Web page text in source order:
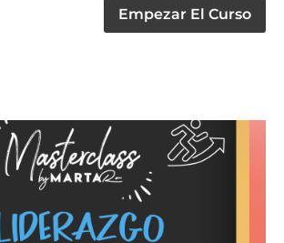
Empezar El Curso